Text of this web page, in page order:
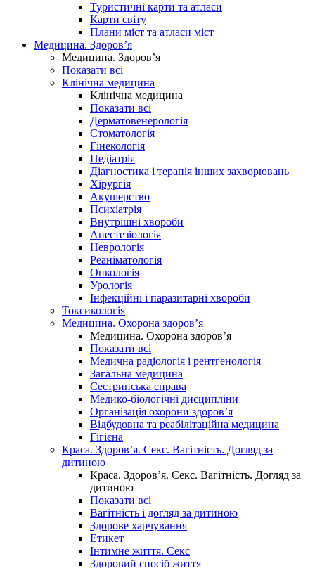
Туристичні карти та атласи
Карти світу
Плани міст та атласи міст
Медицина. Здоров’я
Медицина. Здоров’я
Показати всі
Клінічна медицина
Клінічна медицина
Показати всі
Дерматовенерологія
Стоматологія
Гінекологія
Педіатрія
Діагностика і терапія інших захворювань
Хірургія
Акушерство
Психіатрія
Внутрішні хвороби
Анестезіологія
Неврологія
Реаніматологія
Онкологія
Урологія
Інфекційні і паразитарні хвороби
Токсикологія
Медицина. Охорона здоров’я
Медицина. Охорона здоров’я
Показати всі
Медична радіологія і рентгенологія
Загальна медицина
Сестринська справа
Медико-біологічні дисципліни
Організація охорони здоров’я
Відбудовна та реабілітаційна медицина
Гігієна
Краса. Здоров’я. Секс. Вагітність. Догляд за
дитиною
Краса. Здоров’я. Секс. Вагітність. Догляд за
дитиною
Показати всі
Вагітність і догляд за дитиною
Здорове харчування
Етикет
Інтимне життя. Секс
Здоровий спосіб життя